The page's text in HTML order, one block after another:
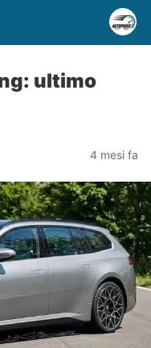
ultimo
4 mesi fa